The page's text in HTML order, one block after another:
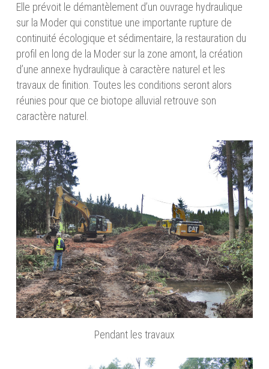
Elle prévoit le démantèlement d’un ouvrage hydraulique
sur la Moder qui constitue une importante rupture de
continuité écologique et sédimentaire, la restauration du
profil en long de la Moder sur la zone amont, la création
d’une annexe hydraulique à caractère naturel et les
travaux de finition. Toutes les conditions seront alors
réunies pour que ce biotope alluvial retrouve son
caractère naturel.
Pendant les travaux